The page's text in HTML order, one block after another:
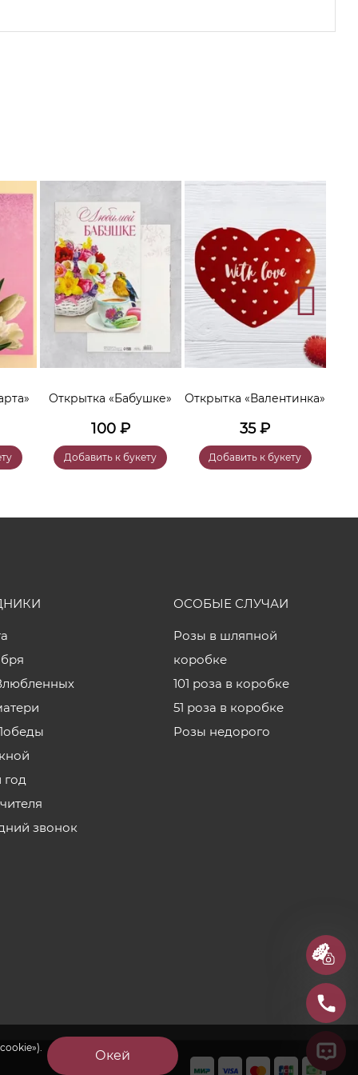
Открытка «Бабушке»
100₽
Добавить к букету
Открытка «Валентинка»
35₽
Добавить к букету
Окей
звонок
ОСОБЫЕ СЛУЧАИ
Розы в шляпной
коробке
101 роза в коробке
51 роза в коробке
Розы недорого